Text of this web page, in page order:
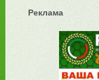
Реклама